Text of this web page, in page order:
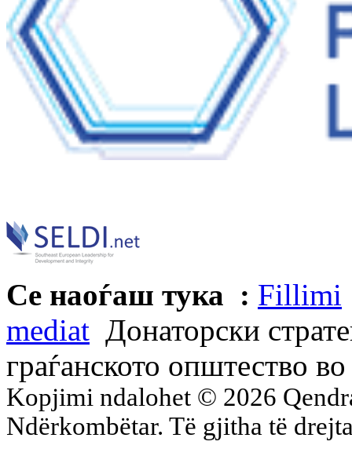
Се наоѓаш тука : Fillimi
mediat Донаторски
граѓанското општество
Kopjimi ndalohet © 2026
Ndërkombëtar. Të gjitha të